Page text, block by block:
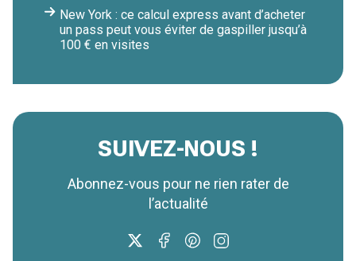
New York : ce calcul express avant d’acheter
un pass peut vous éviter de gaspiller jusqu’à
100 € en visites
SUIVEZ-NOUS !
Abonnez-vous pour ne rien rater de
l’actualité